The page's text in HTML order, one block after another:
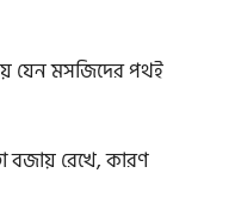
যেন মসজিদের পথই
বজায় রেখে, কারণ